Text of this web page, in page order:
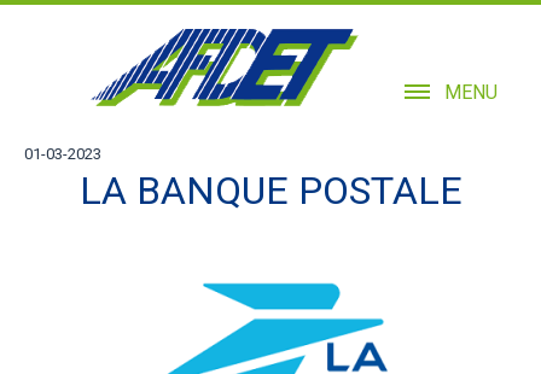
MENU
01-03-2023
LA BANQUE POSTALE